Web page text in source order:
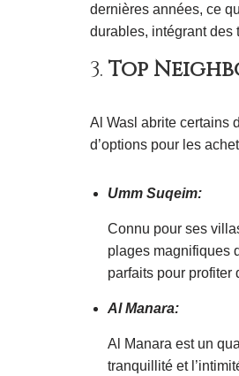
dernières années, ce
durables, intégrant des
3. Top
Al Wasl abrite certains
d’options pour les
Umm Suqeim:
Connu pour ses
plages magnifiques
parfaits pour profiter
Al Manara:
Al Manara est un
tranquillité et